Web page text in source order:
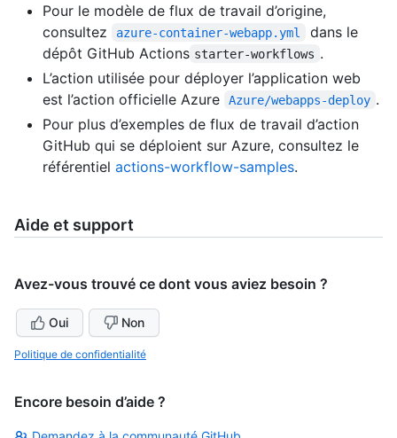
Pour le modèle de flux de travail d’origine,
consultez
azure-container-webapp.yml
dans le
dépôt GitHub Actions starter-workflows .
L’action utilisée pour déployer l’application web
est l’action officielle Azure
Azure/webapps-deploy .
Pour plus d’exemples de flux de travail d’action
GitHub qui se déploient sur Azure, consultez le
référentiel actions-workflow-samples.
Aide et support
Avez-vous trouvé ce dont vous aviez besoin ?
Oui Non
Politique de confidentialité
Encore besoin d’aide ?